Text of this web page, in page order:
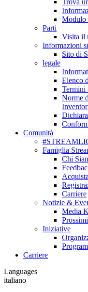
Trova
Modulo
Parti
Visita il
Informazioni
Sito di
legale
Elenco
Termini
Norme
Inventor
Comunità
Famiglia
Chi
Carriere
Notizie &
Media
Iniziative
Carriere
Languages
italiano